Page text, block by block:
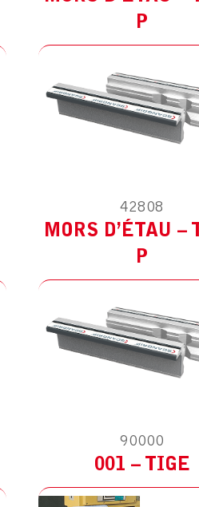
P
42808
MORS D’ÉTAU –
P
90000
001 – TIGE